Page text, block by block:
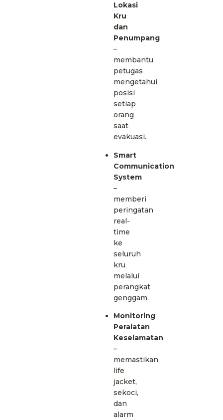
Lokasi
Kru
dan
Penumpang
–
membantu
petugas
mengetahui
posisi
setiap
orang
saat
evakuasi.
Smart
Communication
System
–
memberi
peringatan
real-
time
ke
seluruh
kru
melalui
perangkat
genggam.
Monitoring
Peralatan
Keselamatan
–
memastikan
life
jacket,
sekoci,
dan
alarm